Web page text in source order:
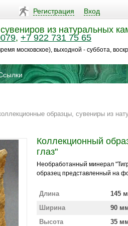
Регистрация Вход
из натуральных
, +7 922 731 75 65
московское), выходной - суббота,
образцы, сувениры из
Коллекционный
глаз"
Необработанный минерал
образец представленный на
Длина
145
Ширина
90
Высота
35